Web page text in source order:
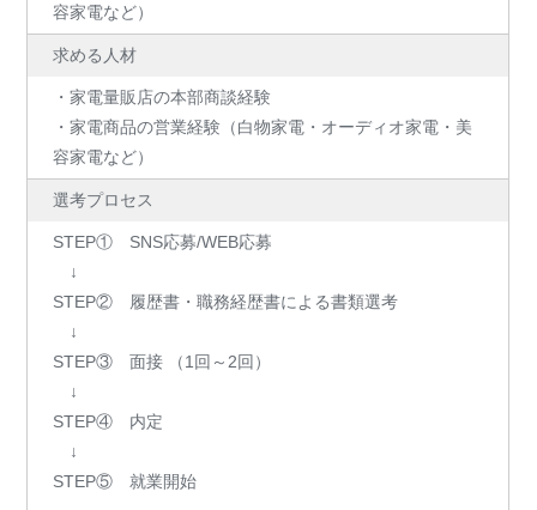
容家電など）
求める人材
・家電量販店の本部商談経験
・家電商品の営業経験（白物家電・オーディオ家電・美
容家電など）
選考プロセス
STEP① SNS応募/WEB応募
↓
STEP② 履歴書・職務経歴書による書類選考
↓
STEP③ 面接 （1回～2回）
↓
STEP④ 内定
↓
STEP⑤ 就業開始